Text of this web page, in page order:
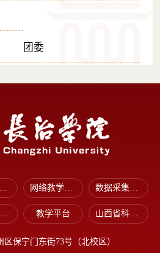
团委
省教育厅 网络教学平台 数据采集平台
学生在线 教学平台 山西省科技厅
区保宁门东街73号（北校区）